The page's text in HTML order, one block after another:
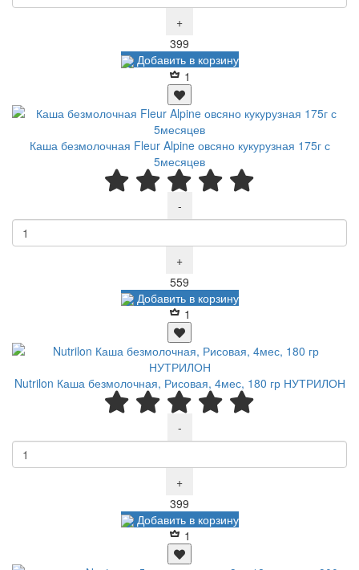
+
399
Добавить в корзину
1
Каша безмолочная Fleur Alpine овсяно кукурузная 175г с
5месяцев
-
+
559
Добавить в корзину
1
Nutrilon Каша безмолочная, Рисовая, 4мес, 180 гр НУТРИЛОН
-
+
399
Добавить в корзину
1